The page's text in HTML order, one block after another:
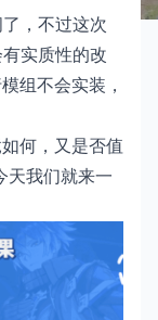
，不过这次
实质性的改
组不会实装，
何，又是否值
天我们就来一